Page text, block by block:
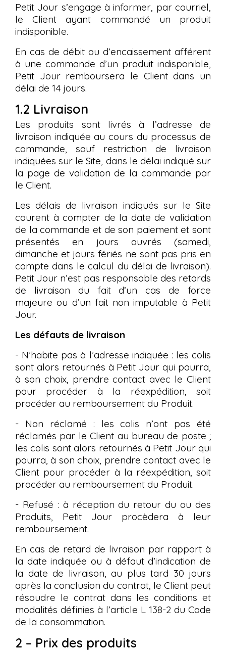
Petit Jour s’engage à informer, par courriel,
le Client ayant commandé un produit
indisponible.
En cas de débit ou d’encaissement afférent
à une commande d’un produit indisponible,
Petit Jour remboursera le Client dans un
délai de 14 jours.
1.2 Livraison
Les produits sont livrés à l’adresse de
livraison indiquée au cours du processus de
commande, sauf restriction de livraison
indiquées sur le Site, dans le délai indiqué sur
la page de validation de la commande par
le Client.
Les délais de livraison indiqués sur le Site
courent à compter de la date de validation
de la commande et de son paiement et sont
présentés en jours ouvrés (samedi,
dimanche et jours fériés ne sont pas pris en
compte dans le calcul du délai de livraison).
Petit Jour n’est pas responsable des retards
de livraison du fait d’un cas de force
majeure ou d’un fait non imputable à Petit
Jour.
Les défauts de livraison
- N’habite pas à l’adresse indiquée : les colis
sont alors retournés à Petit Jour qui pourra,
à son choix, prendre contact avec le Client
pour procéder à la réexpédition, soit
procéder au remboursement du Produit.
- Non réclamé : les colis n’ont pas été
réclamés par le Client au bureau de poste ;
les colis sont alors retournés à Petit Jour qui
pourra, à son choix, prendre contact avec le
Client pour procéder à la réexpédition, soit
procéder au remboursement du Produit.
- Refusé : à réception du retour du ou des
Produits, Petit Jour procèdera à leur
remboursement.
En cas de retard de livraison par rapport à
la date indiquée ou à défaut d’indication de
la date de livraison, au plus tard 30 jours
après la conclusion du contrat, le Client peut
résoudre le contrat dans les conditions et
modalités définies à l’article L 138-2 du Code
de la consommation.
2 – Prix des produits